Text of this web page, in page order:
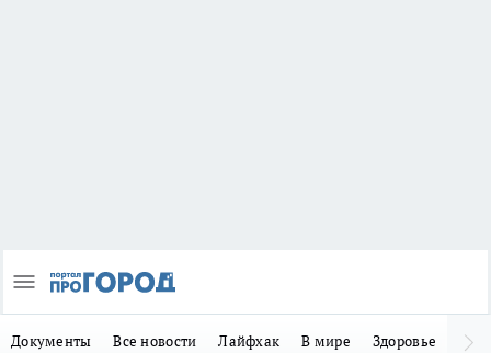
Документы Все новости Лайфхак В мире Здоровье